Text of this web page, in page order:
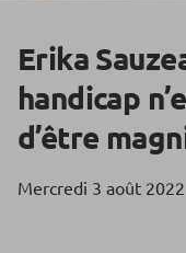
Erika
handicap
d’être
Mercredi 3 août 2022